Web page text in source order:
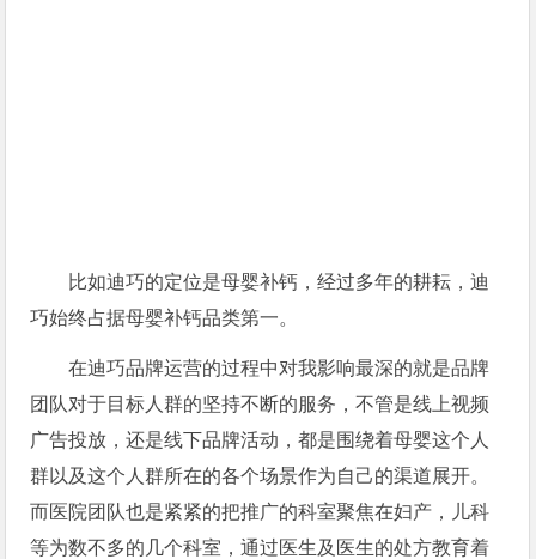
比如迪巧的定位是母婴补钙，经过多年的耕耘，迪
巧始终占据母婴补钙品类第一。
在迪巧品牌运营的过程中对我影响最深的就是品牌
团队对于目标人群的坚持不断的服务，不管是线上视频
广告投放，还是线下品牌活动，都是围绕着母婴这个人
群以及这个人群所在的各个场景作为自己的渠道展开。
而医院团队也是紧紧的把推广的科室聚焦在妇产，儿科
等为数不多的几个科室，通过医生及医生的处方教育着